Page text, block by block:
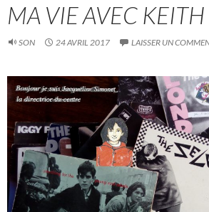
MA VIE AVEC KEITH
SON 24 AVRIL 2017 LAISSER UN